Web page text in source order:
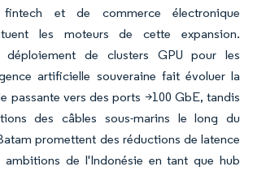
et de commerce électronique
les moteurs de cette expansion.
déploiement de clusters GPU pour les
artificielle souveraine fait évoluer la
passante vers des ports >100 GbE, tandis
des câbles sous-marins le long du
promettent des réductions de latence
ambitions de l'Indonésie en tant que hub